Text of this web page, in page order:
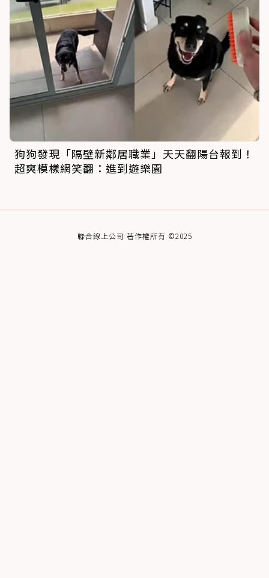
狗狗發現「隔壁新鄰居職業」天天翻陽台報到！
超爽模樣網笑翻：進到遊樂園
聯合線上公司 著作權所有 ©2025